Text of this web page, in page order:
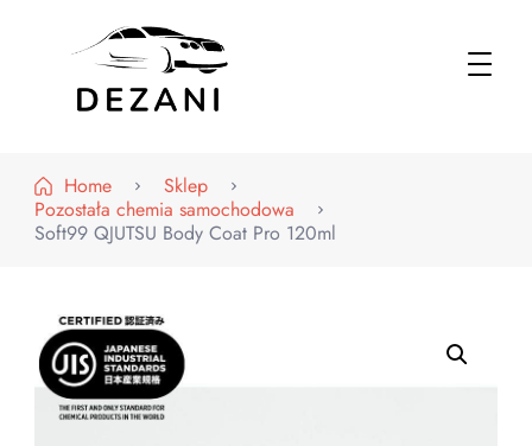
Home
Sklep
Pozostała chemia samochodowa
Soft99 QJUTSU Body Coat Pro 120ml